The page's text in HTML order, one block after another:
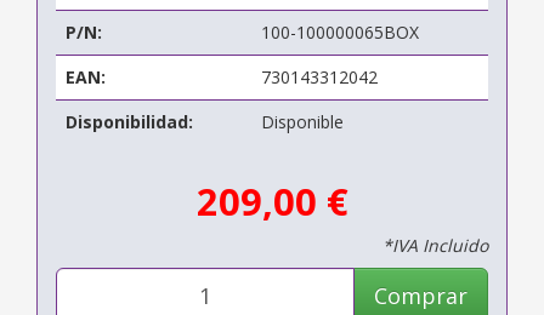
P/N:
100-100000065BOX
EAN:
730143312042
Disponibilidad:
Disponible
209,00 €
*IVA Incluido
Comprar